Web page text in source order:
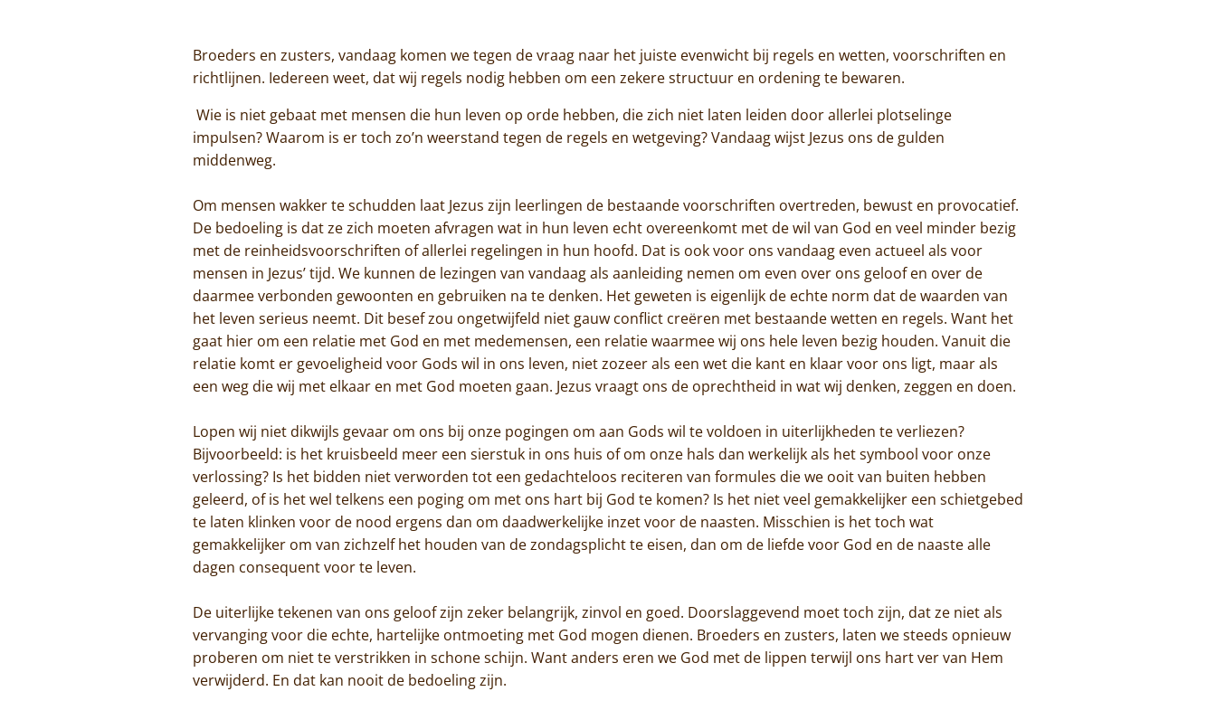
Home
De abdij
Actueel
Monnik worden
De kloosterwinkel
Broeders en zusters, vandaag komen we tegen de vraag naar het juiste evenwicht bij regels en wetten, voorschriften en
richtlijnen. Iedereen weet, dat wij regels nodig hebben om een zekere structuur en ordening te bewaren.
Wie is niet gebaat met mensen die hun leven op orde hebben, die zich niet laten leiden door allerlei plotselinge
impulsen? Waarom is er toch zo’n weerstand tegen de regels en wetgeving? Vandaag wijst Jezus ons de gulden
middenweg.
Om mensen wakker te schudden laat Jezus zijn leerlingen de bestaande voorschriften overtreden, bewust en provocatief.
De bedoeling is dat ze zich moeten afvragen wat in hun leven echt overeenkomt met de wil van God en veel minder bezig
met de reinheidsvoorschriften of allerlei regelingen in hun hoofd. Dat is ook voor ons vandaag even actueel als voor
mensen in Jezus’ tijd. We kunnen de lezingen van vandaag als aanleiding nemen om even over ons geloof en over de
daarmee verbonden gewoonten en gebruiken na te denken. Het geweten is eigenlijk de echte norm dat de waarden van
het leven serieus neemt. Dit besef zou ongetwijfeld niet gauw conflict creëren met bestaande wetten en regels. Want het
gaat hier om een relatie met God en met medemensen, een relatie waarmee wij ons hele leven bezig houden. Vanuit die
relatie komt er gevoeligheid voor Gods wil in ons leven, niet zozeer als een wet die kant en klaar voor ons ligt, maar als
een weg die wij met elkaar en met God moeten gaan. Jezus vraagt ons de oprechtheid in wat wij denken, zeggen en doen.
Lopen wij niet dikwijls gevaar om ons bij onze pogingen om aan Gods wil te voldoen in uiterlijkheden te verliezen?
Bijvoorbeeld: is het kruisbeeld meer een sierstuk in ons huis of om onze hals dan werkelijk als het symbool voor onze
verlossing? Is het bidden niet verworden tot een gedachteloos reciteren van formules die we ooit van buiten hebben
geleerd, of is het wel telkens een poging om met ons hart bij God te komen? Is het niet veel gemakkelijker een schietgebed
te laten klinken voor de nood ergens dan om daadwerkelijke inzet voor de naasten. Misschien is het toch wat
gemakkelijker om van zichzelf het houden van de zondagsplicht te eisen, dan om de liefde voor God en de naaste alle
dagen consequent voor te leven.
De uiterlijke tekenen van ons geloof zijn zeker belangrijk, zinvol en goed. Doorslaggevend moet toch zijn, dat ze niet als
vervanging voor die echte, hartelijke ontmoeting met God mogen dienen. Broeders en zusters, laten we steeds opnieuw
proberen om niet te verstrikken in schone schijn. Want anders eren we God met de lippen terwijl ons hart ver van Hem
verwijderd. En dat kan nooit de bedoeling zijn.